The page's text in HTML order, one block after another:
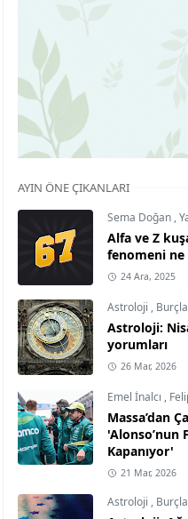
AYIN ÖNE ÇIKANLARI
Sema Doğan ,
Alfa ve Z
fenomeni
24 Ara, 2025
Astroloji ,
Astroloji:
yorumları
26 Mar, 2026
Emel İnalcı ,
Massa’dan
'Alonso’nun
Kapanıyor'
21 Mar, 2026
Astroloji ,